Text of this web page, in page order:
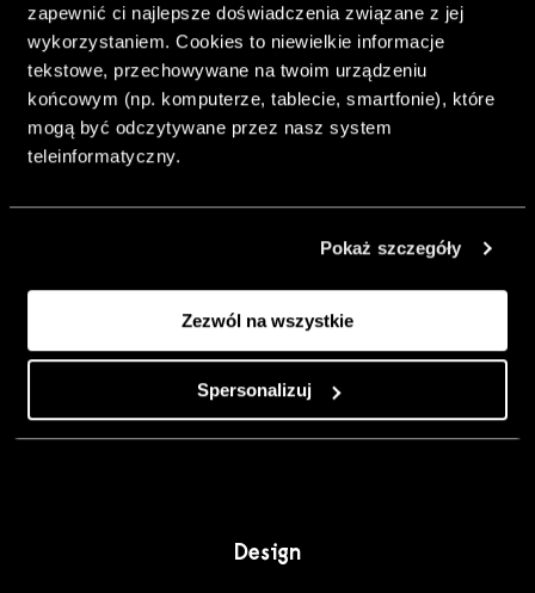
zapewnić ci najlepsze doświadczenia związane z jej
wykorzystaniem. Cookies to niewielkie informacje
tekstowe, przechowywane na twoim urządzeniu
końcowym (np. komputerze, tablecie, smartfonie), które
mogą być odczytywane przez nasz system
teleinformatyczny.
Pokaż szczegóły
Zezwól na wszystkie
Spersonalizuj
& Living 40 "A
Yours. Dare to
craft as the
starting point for
interiors full of
character."
Design